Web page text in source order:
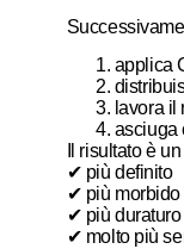
applica
lavora il
asciuga
Il risultato è
✔ più definito
✔ più morbido
✔ più duraturo
✔ molto più